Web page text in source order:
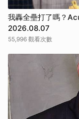
我轟全壘打了嗎？
2026.08.07
55,996 觀看次數